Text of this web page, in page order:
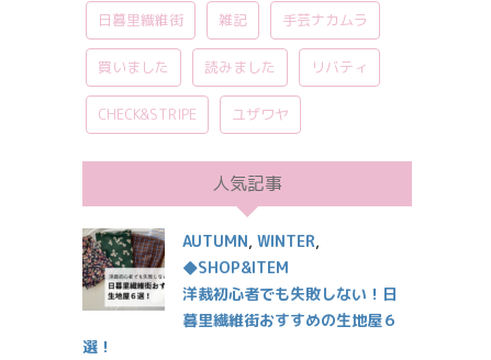
日暮里繊維街 雑記 手芸ナカムラ
買いました 読みました リバティ
CHECK&STRIPE ユザワヤ
人気記事
AUTUMN, WINTER,
◆SHOP&ITEM
洋裁初心者でも失敗しない！日
暮里繊維街おすすめの生地屋６
選！